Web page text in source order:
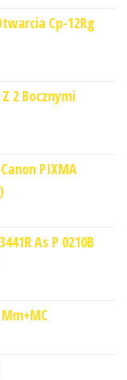
Cp-12Rg
2 Bocznymi
PIXMA
As P 0210B